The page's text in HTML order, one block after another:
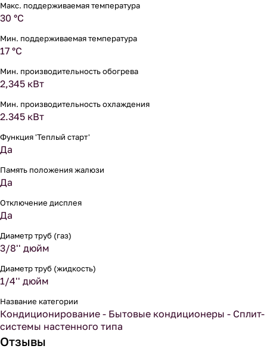
Макс. поддерживаемая температура
30 °С
Мин. поддерживаемая температура
17 °С
Мин. производительность обогрева
2,345 кВт
Мин. производительность охлаждения
2.345 кВт
Функция 'Теплый старт'
Да
Память положения жалюзи
Да
Отключение дисплея
Да
Диаметр труб (газ)
3/8'' дюйм
Диаметр труб (жидкость)
1/4'' дюйм
Название категории
Кондиционирование - Бытовые кондиционеры - Сплит-
системы настенного типа
Отзывы